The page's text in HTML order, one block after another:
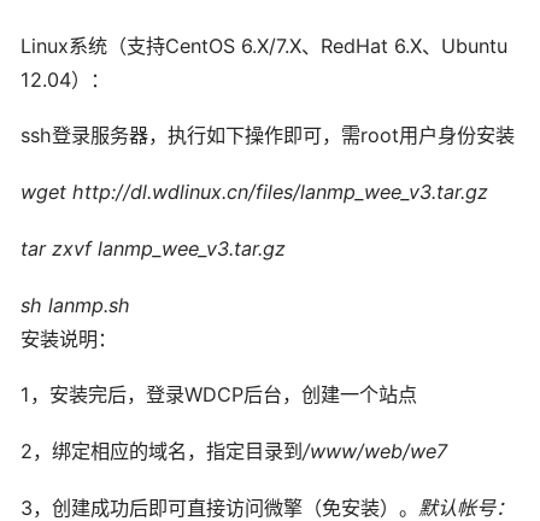
Linux系统（支持CentOS 6.X/7.X、RedHat 6.X、Ubuntu
12.04）：
ssh登录服务器，执行如下操作即可，需root用户身份安装
wget http://dl.wdlinux.cn/files/lanmp_wee_v3.tar.gz
tar zxvf lanmp_wee_v3.tar.gz
sh lanmp.sh
安装说明：
1，安装完后，登录WDCP后台，创建一个站点
2，绑定相应的域名，指定目录到/www/web/we7
3，创建成功后即可直接访问微擎（免安装）。 默认帐号：